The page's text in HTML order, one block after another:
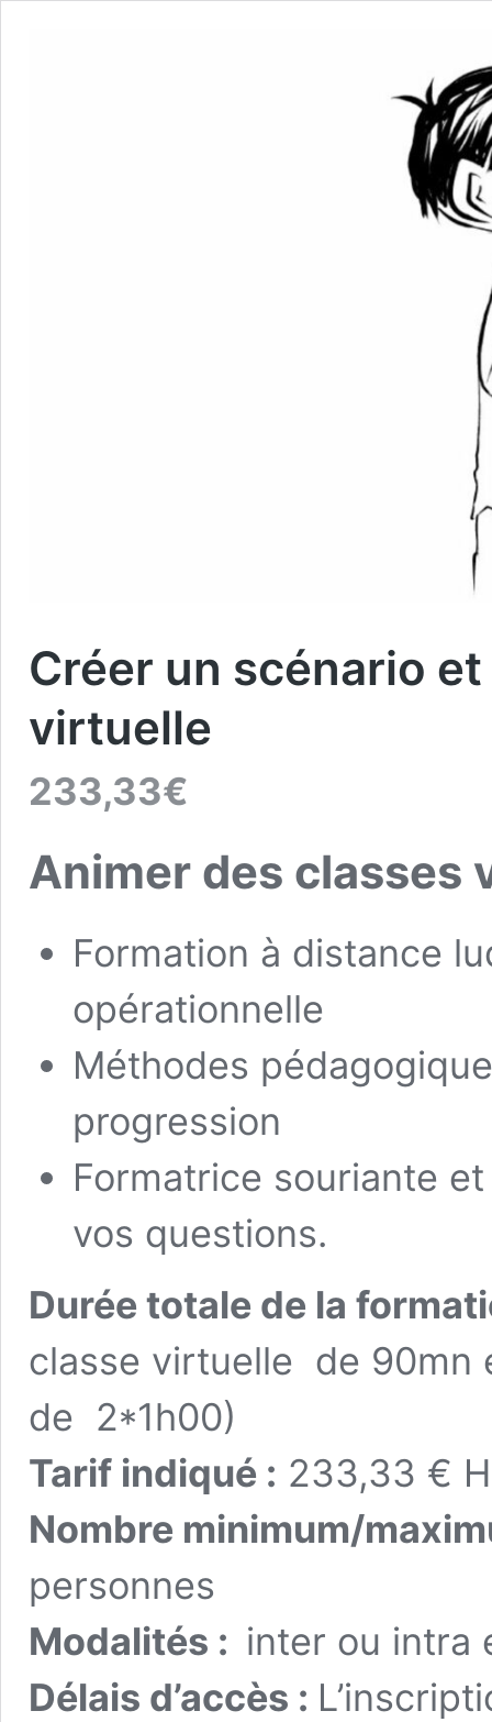
Créer un scénario
virtuelle
233,33€
Animer des classes
Formation à distance
opérationnelle
Méthodes
progression
Formatrice souriante
vos questions.
Durée totale de la
classe virtuelle de 90mn
de 2*1h00)
Tarif indiqué : 233,33 €
Nombre minimum/
personnes
Modalités : inter ou intra
Délais d’accès :